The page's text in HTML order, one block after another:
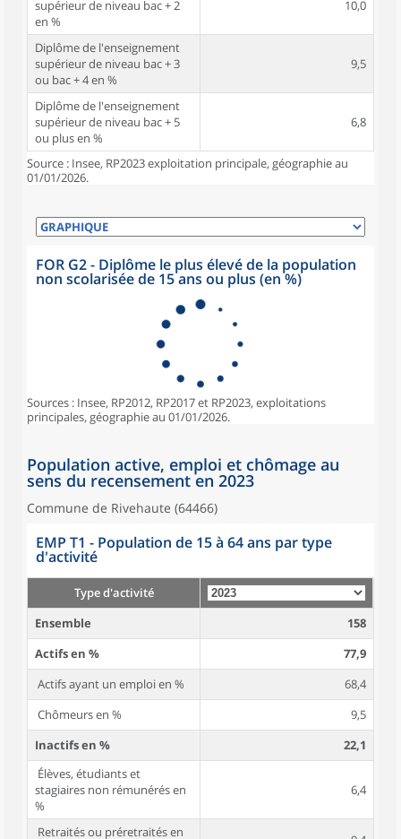
supérieur de niveau bac + 2
en %
10,0
Diplôme de l'enseignement
supérieur de niveau bac + 3
ou bac + 4 en %
9,5
Diplôme de l'enseignement
supérieur de niveau bac + 5
ou plus en %
6,8
Source : Insee, RP2023 exploitation principale, géographie au
01/01/2026.
FOR G2 - Diplôme le plus élevé de la population
non scolarisée de 15 ans ou plus (en %)
Sources : Insee, RP2012, RP2017 et RP2023, exploitations
principales, géographie au 01/01/2026.
Population active, emploi et chômage au
sens du recensement en 2023
Commune de Rivehaute (64466)
EMP T1 - Population de 15 à 64 ans par type
d'activité
Type d'activité
Ensemble
158
Actifs en %
77,9
Actifs ayant un emploi en %
68,4
Chômeurs en %
9,5
Inactifs en %
22,1
Élèves, étudiants et
stagiaires non rémunérés en
%
6,4
Retraités ou préretraités en